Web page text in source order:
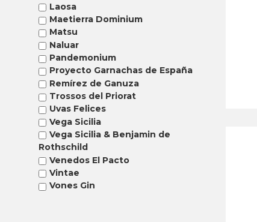
Laosa
Maetierra Dominium
Matsu
Naluar
Pandemonium
Proyecto Garnachas de España
Remírez de Ganuza
Trossos del Priorat
Uvas Felices
Vega Sicilia
Vega Sicilia & Benjamin de
Rothschild
Venedos El Pacto
Vintae
Vones Gin